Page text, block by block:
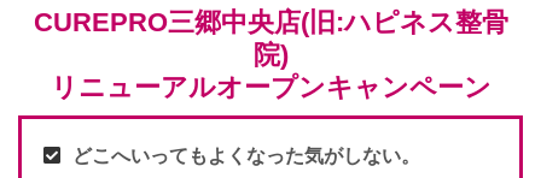
CUREPRO三郷中央店(旧:ハピネス整骨
院)
リニューアルオープンキャンペーン
どこへいってもよくなった気がしない。